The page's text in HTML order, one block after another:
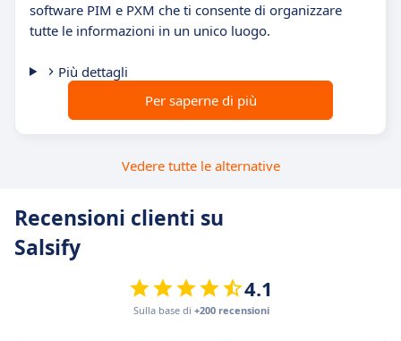
software PIM e PXM che ti consente di organizzare
tutte le informazioni in un unico luogo.
Più dettagli
Per saperne di più
Vedere tutte le alternative
Recensioni clienti su
Salsify
4.1
Sulla base di +200 recensioni